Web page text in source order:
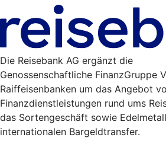
Die Reisebank AG ergänzt die
Genossenschaftliche FinanzGruppe
Raiffeisenbanken um das Angebot
Finanzdienstleistungen rund ums
das Sortengeschäft sowie
internationalen Bargeldtransfer.